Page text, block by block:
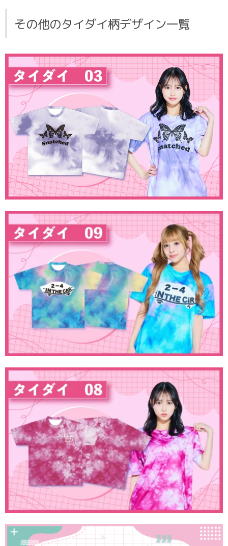
その他のタイダイ柄デザイン一覧